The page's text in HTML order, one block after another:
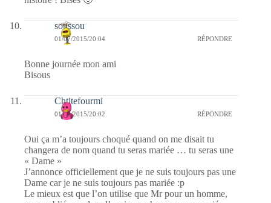
soussou
01/07/2015/20:04 RÉPONDRE
Bonne journée mon ami
Bisous
Chtitefourmi
01/07/2015/20:02 RÉPONDRE
Oui ça m’a toujours choqué quand on me disait tu
changera de nom quand tu seras mariée … tu seras une
« Dame »
J’annonce officiellement que je ne suis toujours pas une
Dame car je ne suis toujours pas mariée :p
Le mieux est que l’on utilise que Mr pour un homme,